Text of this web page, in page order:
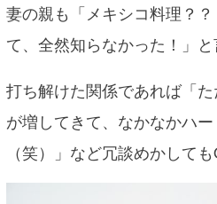
妻の親も「メキシコ料理？
て、全然知らなかった！」と
打ち解けた関係であれば「
が増してきて、なかなかハ
（笑）」など冗談めかしても